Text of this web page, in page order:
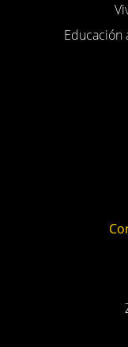
Educación